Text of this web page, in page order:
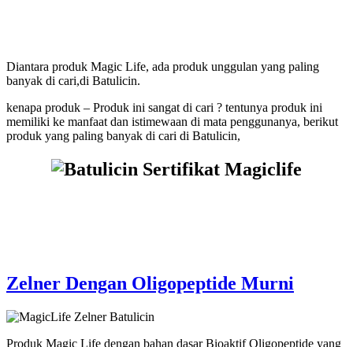
Diantara produk Magic Life, ada produk unggulan yang paling
banyak di cari,di Batulicin.
kenapa produk – Produk ini sangat di cari ? tentunya produk ini
memiliki ke manfaat dan istimewaan di mata penggunanya, berikut
produk yang paling banyak di cari di Batulicin,
Zelner Dengan Oligopeptide Murni
Produk Magic Life dengan bahan dasar Bioaktif Oligopeptide yang